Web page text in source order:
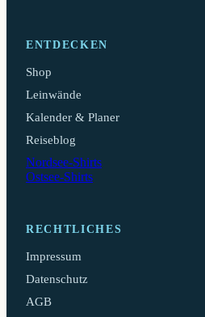
ENTDECKEN
Shop
Leinwände
Kalender & Planer
Reiseblog
Nordsee-Shirts
Ostsee-Shirts
RECHTLICHES
Impressum
Datenschutz
AGB